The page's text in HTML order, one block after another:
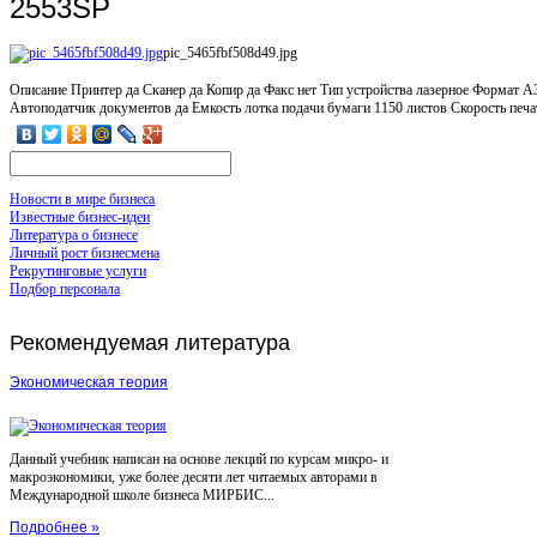
2553SP
pic_5465fbf508d49.jpg
Описание Принтер да Сканер да Копир да Факс нет Тип устройства лазерное Формат
Автоподатчик документов да Емкость лотка подачи бумаги 1150 листов Скорость
Новости в мире бизнеса
Известные бизнес-идеи
Литература о бизнесе
Личный рост бизнесмена
Рекрутинговые услуги
Подбор персонала
Рекомендуемая литература
Экономическая теория
Данный учебник написан на основе лекций по курсам микро- и
макроэкономики, уже более десяти лет читаемых авторами в
Международной школе бизнеса МИРБИС...
Подробнее »